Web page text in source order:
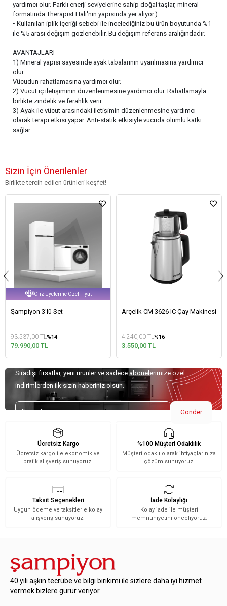
yardımcı olur. Farklı enerji seviyelerine sahip doğal taşlar, mineral
formatında Therapist Halı'nın yapısında yer alıyor.)
• Kullanılan iplik içeriği sebebi ile incelediğiniz bu ürün boyutunda %1
ile %5 arası değişim gözlenebilir. Bu değişim referans aralığındadır.
AVANTAJLARI
1) Mineral yapısı sayesinde ayak tabalarının uyarılmasına yardımcı
olur.
Vücudun rahatlamasına yardımcı olur.
2) Vücut iç iletişiminin düzenlenmesine yardımcı olur. Rahatlamayla
birlikte zindelik ve ferahlık verir.
3) Ayak ile vücut arasındaki iletişimin düzenlenmesine yardımcı
olarak terapi etkisi yapar. Anti-statik etkisiyle vücuda olumlu katkı
sağlar.
Sizin İçin Önerilenler
Birlikte tercih edilen ürünleri keşfet!
Oliz Üyelerine Özel Fiyat
Şampiyon 3'lü Set
93.537,00 TL%14
79.990,00 TL
Arçelik CM 3626 IC Çay Makinesi
4.240,00 TL%16
3.550,00 TL
Özel Teklifler İçin Kaydolun!
Sıradışı fırsatlar, yeni ürünler ve sadece abonelerimize özel
indirimlerden ilk sizin haberiniz olsun.
Gönder
Ücretsiz Kargo
Ücretsiz kargo ile ekonomik ve
pratik alışveriş sunuyoruz.
%100 Müşteri Odaklılık
Müşteri odaklı olarak ihtiyaçlarınıza
çözüm sunuyoruz.
Taksit Seçenekleri
Uygun ödeme ve taksitlerle kolay
alışveriş sunuyoruz.
İade Kolaylığı
Kolay iade ile müşteri
memnuniyetini önceliyoruz.
40 yılı aşkın tecrübe ve bilgi birikimi ile sizlere daha iyi hizmet
vermek bizlere gurur veriyor